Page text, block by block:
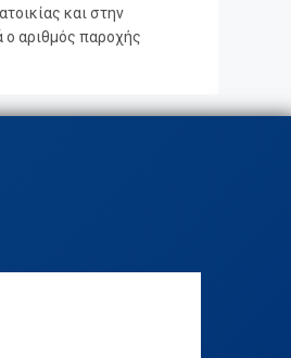
και στην
ο αριθμός παροχής